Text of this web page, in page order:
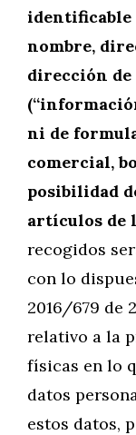
identificable
nombre,
dirección
ni de
comercial,
posibilidad
artículos de
recogidos
con lo
2016/679 de
relativo a la
físicas en lo
datos
estos datos,